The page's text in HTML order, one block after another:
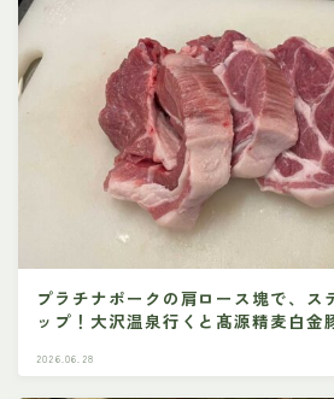
プラチナポークの肩ロース塊で、ス
ップ！大沢温泉行くと髙源精麦白金
2026.06.28